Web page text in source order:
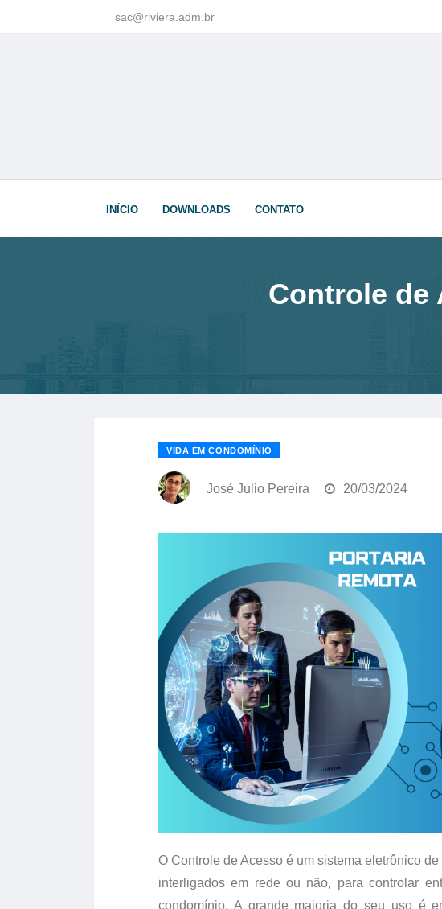
sac@riviera.adm.br
INÍCIO DOWNLOADS CONTATO
Controle de
VIDA EM CONDOMÍNIO
José Julio Pereira 20/03/2024
O Controle de Acesso é um sistema eletrônico
interligados em rede ou não, para controlar
condomínio. A grande maioria do seu uso é